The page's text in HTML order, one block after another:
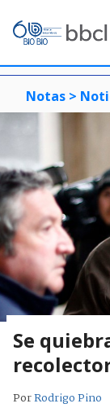
Notas >
Se
PorRodrigo Pino